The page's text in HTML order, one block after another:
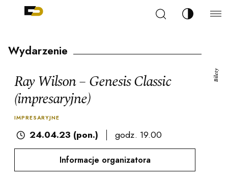
Szukaj Zmień
Wydarzenie
Ray Wilson – Genesis Classic
(impresaryjne)
IMPRESARYJNE
24.04.23 (pon.) godz. 19.00
Informacje organizatora
Bilety